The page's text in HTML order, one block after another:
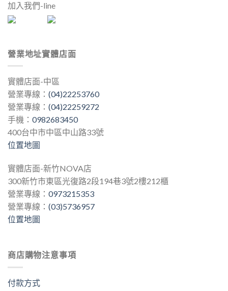
加入我們-line
營業地址實體店面
實體店面-中區
營業專線： (04)22253760
營業專線： (04)22259272
手機： 0982683450
400台中市中區中山路33號
位置地圖
實體店面-新竹NOVA店
300新竹市東區光復路2段194巷3號2樓212櫃
營業專線： 0973215353
營業專線： (03)5736957
位置地圖
商店購物注意事項
付款方式